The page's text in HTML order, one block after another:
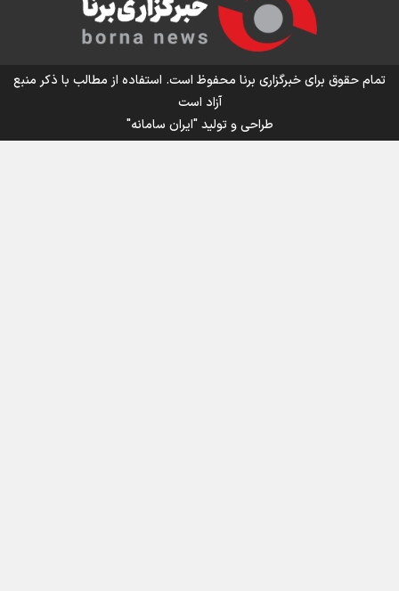
اینفو برنا/ میزان مالیات بر ارزش افزوده چقدر است؟
تمام حقوق برای خبرگزاری برنا محفوظ است. استفاده از مطالب با ذکر منبع
آزاد است
طراحی و تولید"ایران سامانه"